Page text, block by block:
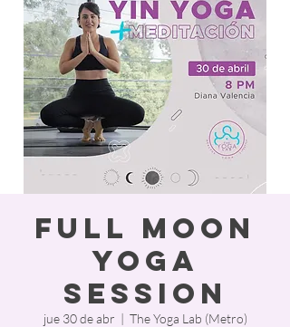
Full Moon
Yoga
Session
jue 30 de abr
  |
The Yoga Lab (Metro)